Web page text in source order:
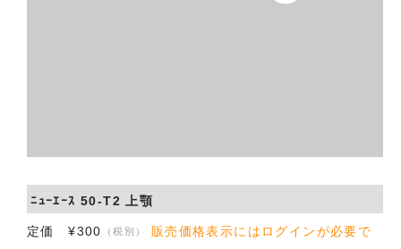
ﾆｭｰｴｰｽ 50-T2 上顎
定価 ¥300 （税別）
販売価格表示にはログインが必要で